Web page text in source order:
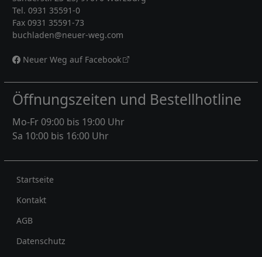
Tel. 0931 35591-0
Fax 0931 35591-73
buchladen@neuer-weg.com
Neuer Weg auf Facebook
Öffnungszeiten und Bestellhotline
Mo-Fr 09:00 bis 19:00 Uhr
Sa 10:00 bis 16:00 Uhr
Rechtliches
Startseite
Kontakt
AGB
Datenschutz